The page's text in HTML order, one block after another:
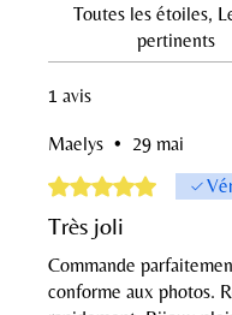
Toutes les étoiles,
pertinents
1 avis
Maelys • 29 mai
Noté 5 sur 5.
Très joli
Commande
conforme aux photos.